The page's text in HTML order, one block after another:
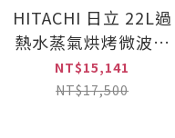
HITACHI 日立 22L過
熱水蒸氣烘烤微波爐
(MROVS700T)
NT$15,141
NT$17,500